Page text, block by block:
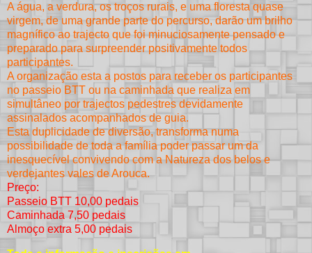
A água, a verdura, os troços rurais, e uma floresta quase
virgem, de uma grande parte do percurso, darão um brilho
magnífico ao trajecto que foi minuciosamente pensado e
preparado para surpreender positivamente todos
participantes.
A organização esta a postos para receber os participantes
no passeio BTT ou na caminhada que realiza em
simultâneo por trajectos pedestres devidamente
assinalados acompanhados de guia.
Esta duplicidade de diversão, transforma numa
possibilidade de toda a família poder passar um da
inesquecível convivendo com a Natureza dos belos e
verdejantes vales de Arouca.
Preço:
Passeio BTT 10,00 pedais
Caminhada 7,50 pedais
Almoço extra 5,00 pedais